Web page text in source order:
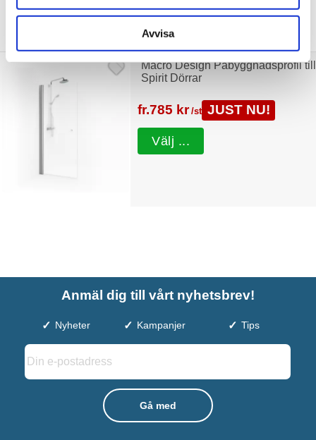
Avvisa
Macro Design Påbyggnadsprofil till
Spirit Dörrar
fr.785 kr /st JUST NU!
Välj ...
Anmäl dig till vårt nyhetsbrev!
Nyheter Kampanjer Tips